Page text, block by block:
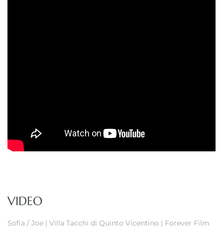
VIDEO
Sofia / Joe | Villa Tacchi di Quinto Vicentino | Forever Film